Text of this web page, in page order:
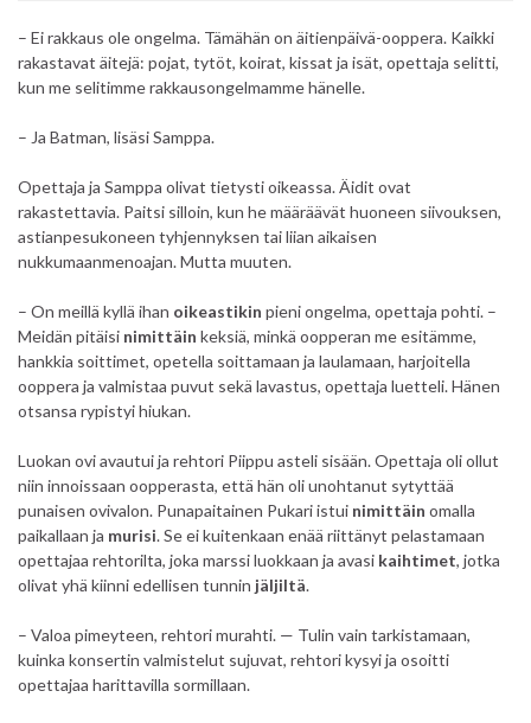
– Ei rakkaus ole ongelma. Tämähän on äitienpäivä-ooppera. Kaikki
rakastavat äitejä: pojat, tytöt, koirat, kissat ja isät, opettaja selitti,
kun me selitimme rakkausongelmamme hänelle.
– Ja Batman, lisäsi Samppa.
Opettaja ja Samppa olivat tietysti oikeassa. Äidit ovat
rakastettavia. Paitsi silloin, kun he määräävät huoneen siivouksen,
astianpesukoneen tyhjennyksen tai liian aikaisen
nukkumaanmenoajan. Mutta muuten.
– On meillä kyllä ihan oikeastikin pieni ongelma, opettaja pohti. –
Meidän pitäisi nimittäin keksiä, minkä oopperan me esitämme,
hankkia soittimet, opetella soittamaan ja laulamaan, harjoitella
ooppera ja valmistaa puvut sekä lavastus, opettaja luetteli. Hänen
otsansa rypistyi hiukan.
Luokan ovi avautui ja rehtori Piippu asteli sisään. Opettaja oli ollut
niin innoissaan oopperasta, että hän oli unohtanut sytyttää
punaisen ovivalon. Punapaitainen Pukari istui nimittäin omalla
paikallaan ja murisi. Se ei kuitenkaan enää riittänyt pelastamaan
opettajaa rehtorilta, joka marssi luokkaan ja avasi kaihtimet, jotka
olivat yhä kiinni edellisen tunnin jäljiltä.
– Valoa pimeyteen, rehtori murahti. — Tulin vain tarkistamaan,
kuinka konsertin valmistelut sujuvat, rehtori kysyi ja osoitti
opettajaa harittavilla sormillaan.